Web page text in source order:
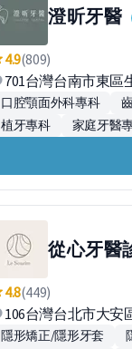
澄昕牙醫
4.9(809)
701台灣台南市東區
口腔顎面外科專科
植牙專科
家庭牙醫
從心牙醫
4.8(449)
106台灣台北市大安
隱形矯正/隱形牙套